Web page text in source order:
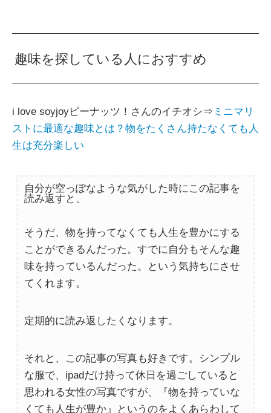
趣味を探している人におすすめ
i love soyjoyピーナッツ！さんのイチオシ⇒ ミニマリ
ストに最適な趣味とは？物をたくさん持たなくても人
生は充分楽しい
自分が空っぽなような気がした時にこの記事を
読み返すと、
そうだ、物を持ってなくても人生を豊かにする
ことができるんだった。すでに自分もそんな趣
味を持っているんだった。という気持ちにさせ
てくれます。
定期的に読み返したくなります。
それと、この記事の写真も好きです。シンプル
な服で、ipadだけ持って休日を過ごしていると
思われる女性の写真ですが、『物を持っていな
くても人生が豊か』というのをよくあらわして